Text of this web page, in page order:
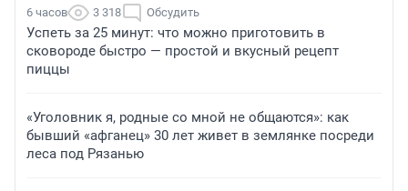
6 часов 3 318 Обсудить
Успеть за 25 минут: что можно приготовить в
сковороде быстро — простой и вкусный рецепт
пиццы
«Уголовник я, родные со мной не общаются»: как
бывший «афганец» 30 лет живет в землянке посреди
леса под Рязанью